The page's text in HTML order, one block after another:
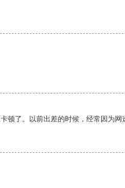
了。以前出差的时候，经常因为